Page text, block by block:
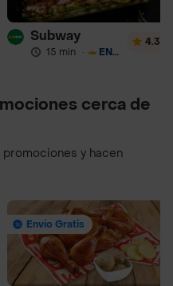
Subway
15 min · ENVÍO GRATIS
4.3
cerca de
y hacen
Envío Gratis